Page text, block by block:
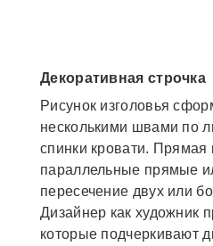
Декоративная строчка
Рисунок изголовья
несколькими швами по
спинки кровати. Прямая
параллельные прямые
пересечение двух или
Дизайнер как художник
которые подчеркивают